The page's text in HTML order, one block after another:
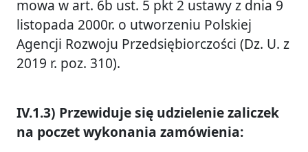
mowa w art. 6b ust. 5 pkt 2 ustawy z dnia 9
listopada 2000r. o utworzeniu Polskiej
Agencji Rozwoju Przedsiębiorczości (Dz. U. z
2019 r. poz. 310).
IV.1.3) Przewiduje się udzielenie zaliczek
na poczet wykonania zamówienia: